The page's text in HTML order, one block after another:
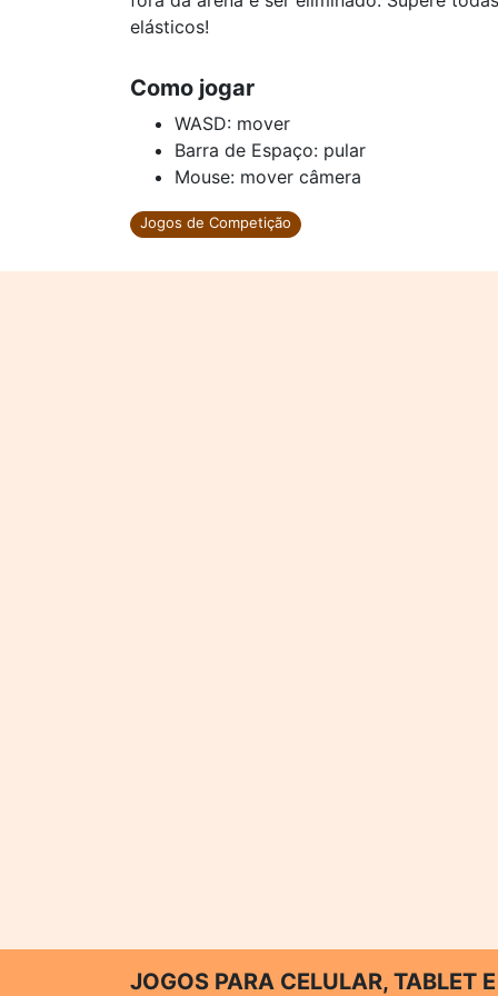
elásticos!
Como jogar
WASD: mover
Barra de Espaço: pular
Mouse: mover câmera
Jogos de Competição
JOGOS PARA CELULAR, TABLET